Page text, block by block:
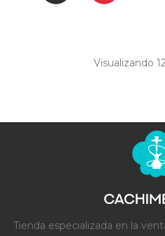
Visualizando
Tienda especializada en la